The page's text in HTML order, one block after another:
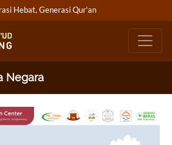
Hebat, Generasi Qur'an
Negara